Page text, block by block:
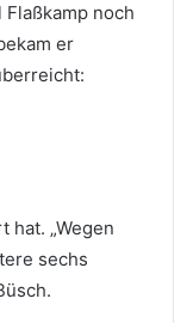
noch
er
hat. „Wegen
sechs